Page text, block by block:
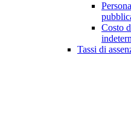
Costo
Tassi di